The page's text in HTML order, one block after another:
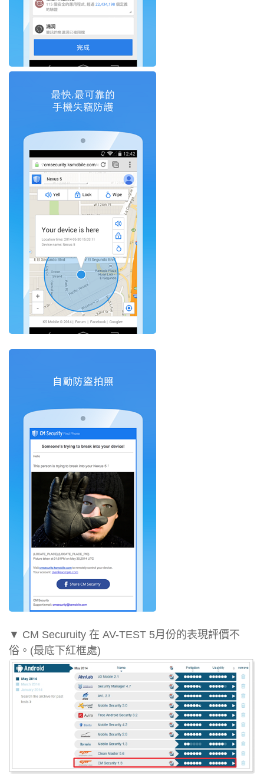
▼ CM Securuity 在 AV-TEST 5月份的表現評價不
俗。(最底下紅框處)